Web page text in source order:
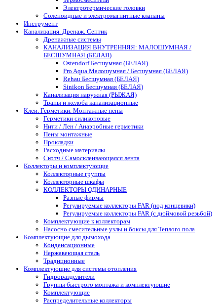
Электротермические головки
Соленоидные и электромагнитные клапаны
Инструмент
Канализация. Дренаж. Септик
Дренажные системы
КАНАЛИЗАЦИЯ ВНУТРЕННЯЯ: МАЛОШУМНАЯ /
БЕСШУМНАЯ (БЕЛАЯ)
Ostendorf Бесшумная (БЕЛАЯ)
Pro Aqua Малошумная / Бесшумная (БЕЛАЯ)
Rehau Бесшумная (БЕЛАЯ)
Sinikon Бесшумная (БЕЛАЯ)
Канализация наружная (РЫЖАЯ)
Трапы и желоба канализационные
Клеи. Герметики. Монтажные пены
Герметики силиконовые
Нити / Лен / Анаэробные герметики
Пены монтажные
Прокладки
Расходные материалы
Скотч / Самосклеивающаяся лента
Коллекторы и комплектующие
Коллекторные группы
Коллекторные шкафы
КОЛЛЕКТОРЫ ОДИНАРНЫЕ
Разные фирмы
Регулируемые коллекторы FAR (под концевики)
Регулируемые коллекторы FAR (с дюймовой резьбой)
Комплектующие к коллекторам
Насосно смесительные узлы и боксы для Теплого пола
Комплектующие для дымохода
Конденсационные
Нержавеющая сталь
Традиционные
Комплектующие для системы отопления
Гидроразделители
Группы быстрого монтажа и комплектующие
Комплектующие
Распределительные коллекторы